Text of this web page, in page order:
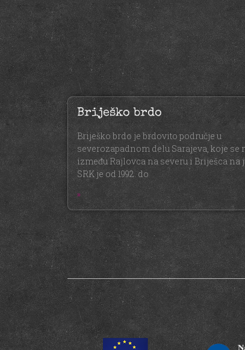
Briješko brdo
Briješko brdo je brdovito područje u
severozapadnom delu Sarajeva, koje se
između Rajlovca na severu i Briješca na
SRK je od 1992. do
»